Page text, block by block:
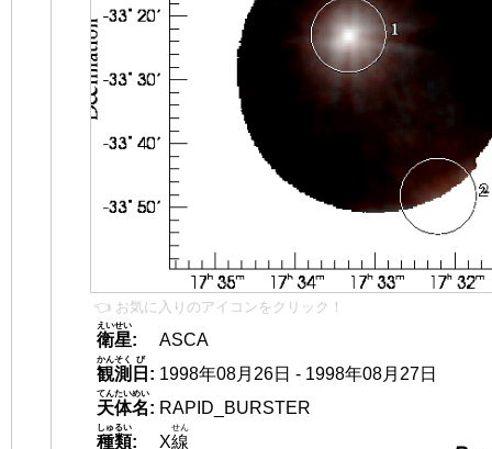
👈 お気に入りのアイコンをクリック！
衛星
えいせい
:
ASCA
観測
かんそく
日
び
: 1998年08月26日 - 1998年08月27日
天体名
てんたいめい
: RAPID_BURSTER
種類
しゅるい
: X線
せん